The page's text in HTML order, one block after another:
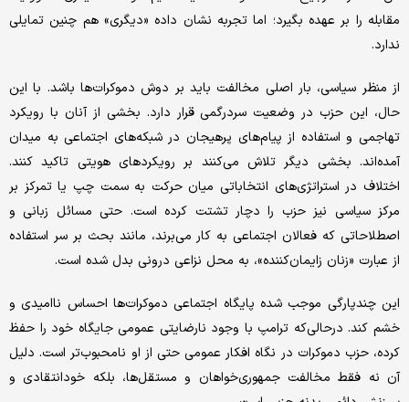
مقابله را بر عهده بگیرد؛ اما تجربه نشان داده «دیگری» هم چنین تمایلی
ندارد.
از منظر سیاسی، بار اصلی مخالفت باید بر دوش دموکرات‌ها باشد. با این
حال، این حزب در وضعیت سردرگمی قرار دارد. بخشی از آنان با رویکرد
تهاجمی و استفاده از پیام‌های پرهیجان در شبکه‌های اجتماعی به میدان
آمده‌اند. بخشی دیگر تلاش می‌کنند بر رویکردهای هویتی تاکید کنند.
اختلاف در استراتژی‌های انتخاباتی میان حرکت به سمت چپ یا تمرکز بر
مرکز سیاسی نیز حزب را دچار تشتت کرده است. حتی مسائل زبانی و
اصطلاحاتی که فعالان اجتماعی به کار می‌برند، مانند بحث بر سر استفاده
از عبارت «زنان زایمان‌کننده»، به محل نزاعی درونی بدل شده است.
این چندپارگی موجب شده پایگاه اجتماعی دموکرات‌ها احساس ناامیدی و
خشم کند. درحالی‌که ترامپ با وجود نارضایتی عمومی جایگاه خود را حفظ
کرده، حزب دموکرات در نگاه افکار عمومی حتی از او نامحبوب‌تر است. دلیل
آن نه فقط مخالفت جمهوری‌خواهان و مستقل‌ها، بلکه خودانتقادی و